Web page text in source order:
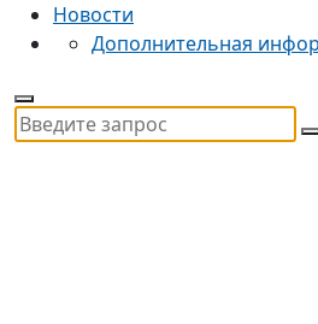
Новости
Дополнительная